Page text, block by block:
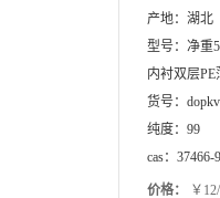
产地： 湖北
型号： 净重
内衬双层
货号： dopkv
纯度： 99
cas： 37466-
价格： ￥